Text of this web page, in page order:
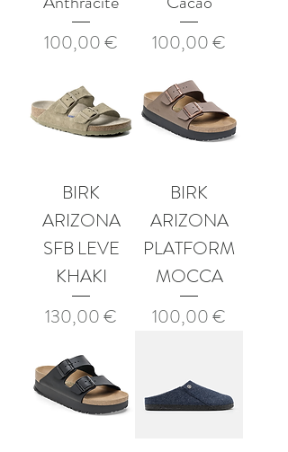
Prix
100,00 €
Prix
100,00 €
BIRK
ARIZONA
SFB LEVE
KHAKI
Prix
130,00 €
BIRK
ARIZONA
PLATFORM
MOCCA
Prix
100,00 €